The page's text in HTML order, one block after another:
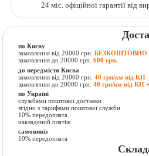
24 міс. офіційної гарантії від
по Києву
замовлення від 20000 грн.БЕЗКОШТОВНО
замовлення до 20000 грн.600 грн.
до передмістя Києва
замовлення від 20000 грн.40 грн/км від КП
замовлення до 20000 грн.40 грн/км від КП
по Україні
службами поштової доставки
згідно з тарифами поштової служби
10% передоплата
накладений платіж
самовивіз
10% передоплата